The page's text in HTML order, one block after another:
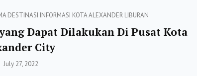
DESTINASI INFORMASI KOTA ALEXANDER LIBURAN
Dapat Dilakukan Di Pusat Kota
City
Posted
July 27, 2022